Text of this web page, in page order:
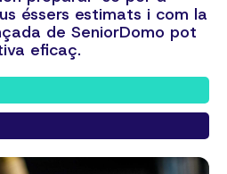
éssers estimats i com la
de SeniorDomo pot
eficaç.